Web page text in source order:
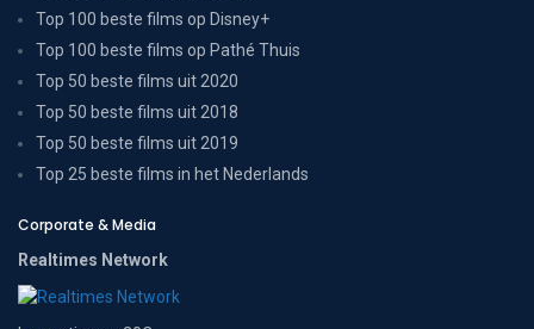
Top 100 beste films op Disney+
Top 100 beste films op Pathé Thuis
Top 50 beste films uit 2020
Top 50 beste films uit 2018
Top 50 beste films uit 2019
Top 25 beste films in het Nederlands
Corporate & Media
Realtimes Network